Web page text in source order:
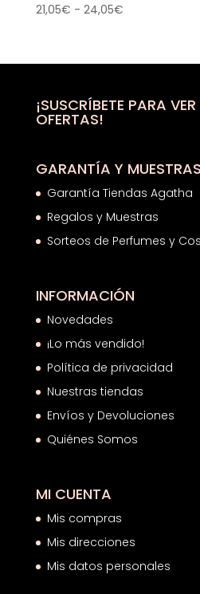
21,05€ - 24,05€Rango
desde
hasta
¡SUSCRÍBETE PARA
OFERTAS!
GARANTÍA Y MUESTRAS
Garantía Tiendas Agatha
Regalos y Muestras
Sorteos de Perfumes y
INFORMACIÓN
Novedades
¡Lo más vendido!
Política de privacidad
Nuestras tiendas
Envíos y Devoluciones
Quiénes Somos
MI CUENTA
Mis compras
Mis direcciones
Mis datos personales